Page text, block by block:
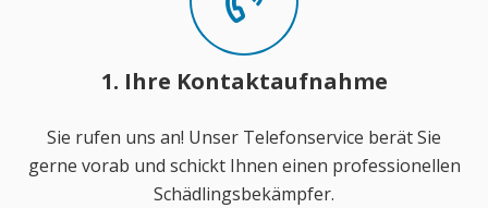
1. Ihre Kontaktaufnahme
Sie rufen uns an! Unser Telefonservice berät Sie
gerne vorab und schickt Ihnen einen professionellen
Schädlingsbekämpfer.